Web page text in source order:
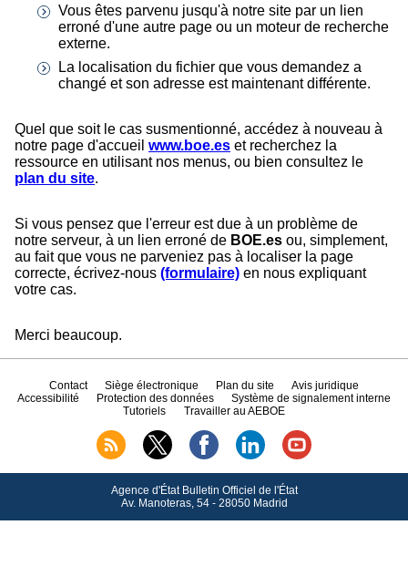
Vous êtes parvenu jusqu'à notre site par un lien
erroné d'une autre page ou un moteur de recherche
externe.
La localisation du fichier que vous demandez a
changé et son adresse est maintenant différente.
Quel que soit le cas susmentionné, accédez à nouveau à
notre page d'accueil www.boe.es et recherchez la
ressource en utilisant nos menus, ou bien consultez le
plan du site.
Si vous pensez que l'erreur est due à un problème de
notre serveur, à un lien erroné de BOE.es ou, simplement,
au fait que vous ne parveniez pas à localiser la page
correcte, écrivez-nous (formulaire) en nous expliquant
votre cas.
Merci beaucoup.
Contact Siège électronique Plan du site
Avis juridique
Accessibilité
Protection des données
Système de signalement interne
Tutoriels
Travailler au AEBOE
Agence d'État Bulletin Officiel de l'État
Av.Manoteras, 54 - 28050 Madrid